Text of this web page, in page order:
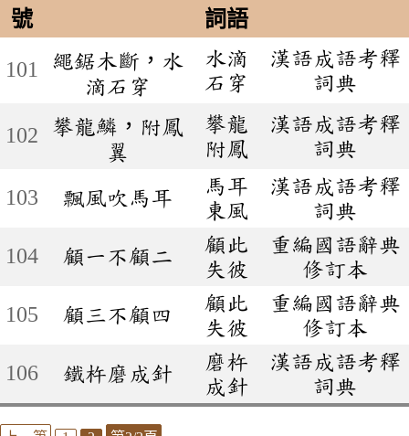
號
詞語
101
繩鋸木斷，水
滴石穿
水滴
石穿
漢語成語考釋
詞典
102
攀龍鱗，附鳳
翼
攀龍
附鳳
漢語成語考釋
詞典
103 飄風吹馬耳
馬耳
東風
漢語成語考釋
詞典
104
顧一不顧二
顧此
失彼
重編國語辭典
修訂本
105
顧三不顧四
顧此
失彼
重編國語辭典
修訂本
106
鐵杵磨成針
磨杵
成針
漢語成語考釋
詞典